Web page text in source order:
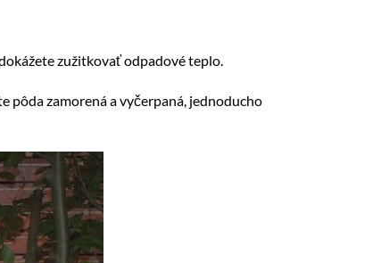
zužitkovať odpadové teplo.
pôda zamorená a vyčerpaná, jednoducho